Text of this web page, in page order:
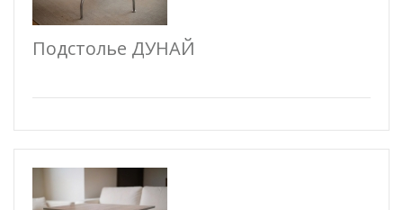
Подстолье ДУНАЙ